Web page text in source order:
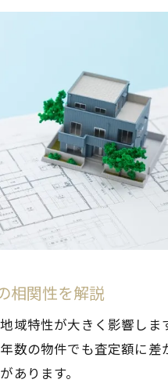
相関性を解説
域特性が大きく影響し
数の物件でも査定額に
あります。